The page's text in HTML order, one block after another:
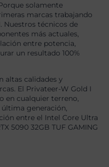
solamente
marcas trabajando
Nuestros técnicos de
más actuales,
entre potencia,
un resultado 100%
altas calidades y
El Privateer-W Gold I
en cualquier terreno,
generación,
entre el Intel Core Ultra
5090 32GB TUF GAMING